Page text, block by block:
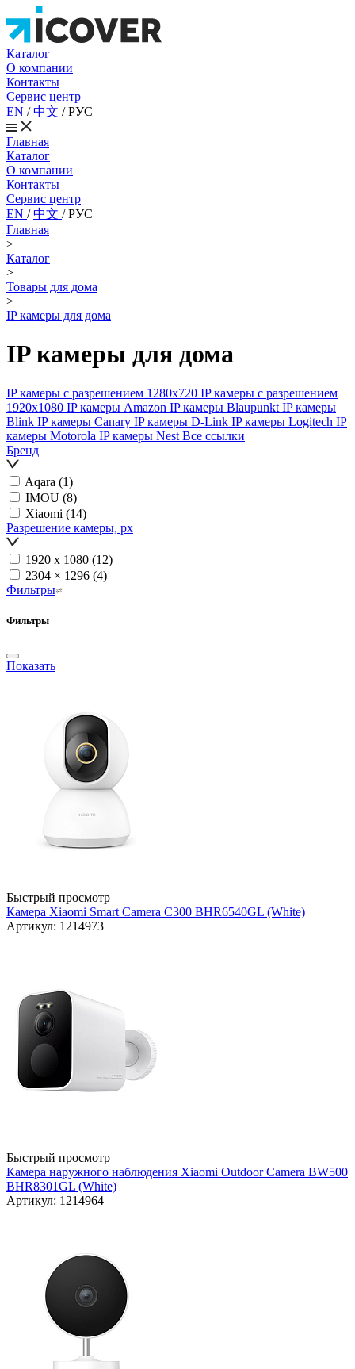
Каталог
О компании
Контакты
Сервис центр
EN /中文 /РУС
Главная
Каталог
О компании
Контакты
Сервис центр
EN /中文 /РУС
Главная
>
Каталог
>
Товары для дома
>
IP камеры для дома
IP камеры для дома
IP камеры с разрешением 1280х720 IP камеры с разрешением
1920х1080 IP камеры Amazon IP камеры Blaupunkt IP камеры
Blink IP камеры Canary IP камеры D-Link IP камеры Logitech IP
камеры Motorola IP камеры Nest Все ссылки
Бренд
Aqara (1)
IMOU (8)
Xiaomi (14)
Разрешение камеры, px
1920 х 1080 (12)
2304 × 1296 (4)
Фильтры
Фильтры
Показать
Быстрый просмотр
Камера Xiaomi Smart Camera C300 BHR6540GL (White)
Артикул: 1214973
Быстрый просмотр
Камера наружного наблюдения Xiaomi Outdoor Camera BW500
BHR8301GL (White)
Артикул: 1214964